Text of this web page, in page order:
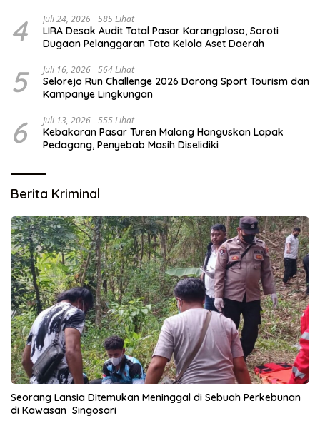
4 Juli 24, 2026 585 Lihat
LIRA Desak Audit Total Pasar Karangploso, Soroti
Dugaan Pelanggaran Tata Kelola Aset Daerah
5 Juli 16, 2026 564 Lihat
Selorejo Run Challenge 2026 Dorong Sport Tourism dan
Kampanye Lingkungan
6 Juli 13, 2026 555 Lihat
Kebakaran Pasar Turen Malang Hanguskan Lapak
Pedagang, Penyebab Masih Diselidiki
Berita Kriminal
Seorang Lansia Ditemukan Meninggal di Sebuah Perkebunan
di Kawasan Singosari